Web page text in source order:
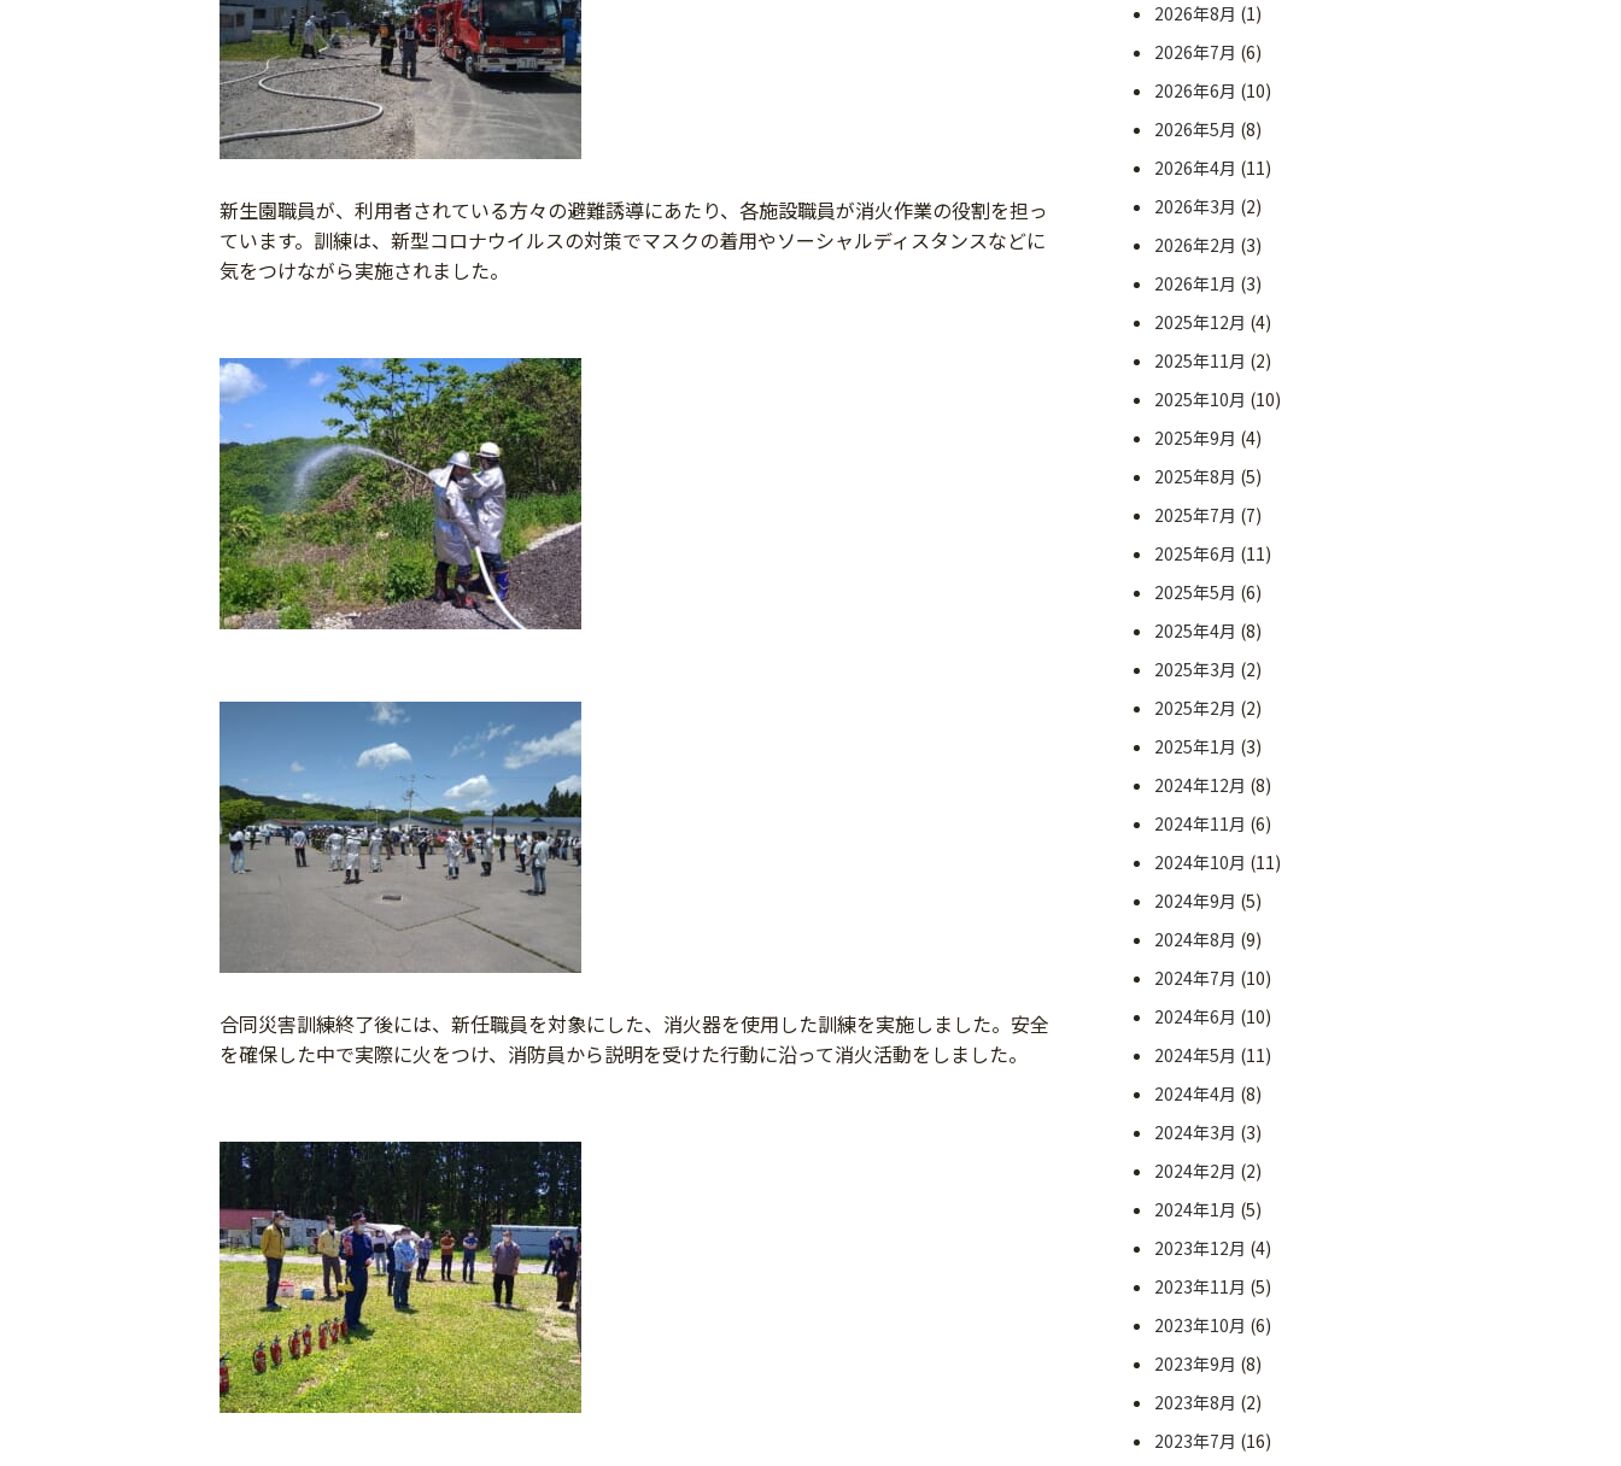
新生園職員が、利用者されている方々の避難誘導にあたり、各施設職員が消火作業の役割を担っ
ています。訓練は、新型コロナウイルスの対策でマスクの着用やソーシャルディスタンスなどに
気をつけながら実施されました。
合同災害訓練終了後には、新任職員を対象にした、消火器を使用した訓練を実施しました。安全
を確保した中で実際に火をつけ、消防員から説明を受けた行動に沿って消火活動をしました。
2026年8月 (1)
2026年7月 (6)
2026年6月 (10)
2026年5月 (8)
2026年4月 (11)
2026年3月 (2)
2026年2月 (3)
2026年1月 (3)
2025年12月 (4)
2025年11月 (2)
2025年10月 (10)
2025年9月 (4)
2025年8月 (5)
2025年7月 (7)
2025年6月 (11)
2025年5月 (6)
2025年4月 (8)
2025年3月 (2)
2025年2月 (2)
2025年1月 (3)
2024年12月 (8)
2024年11月 (6)
2024年10月 (11)
2024年9月 (5)
2024年8月 (9)
2024年7月 (10)
2024年6月 (10)
2024年5月 (11)
2024年4月 (8)
2024年3月 (3)
2024年2月 (2)
2024年1月 (5)
2023年12月 (4)
2023年11月 (5)
2023年10月 (6)
2023年9月 (8)
2023年8月 (2)
2023年7月 (16)